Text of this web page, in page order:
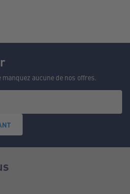
aucune de nos offres.